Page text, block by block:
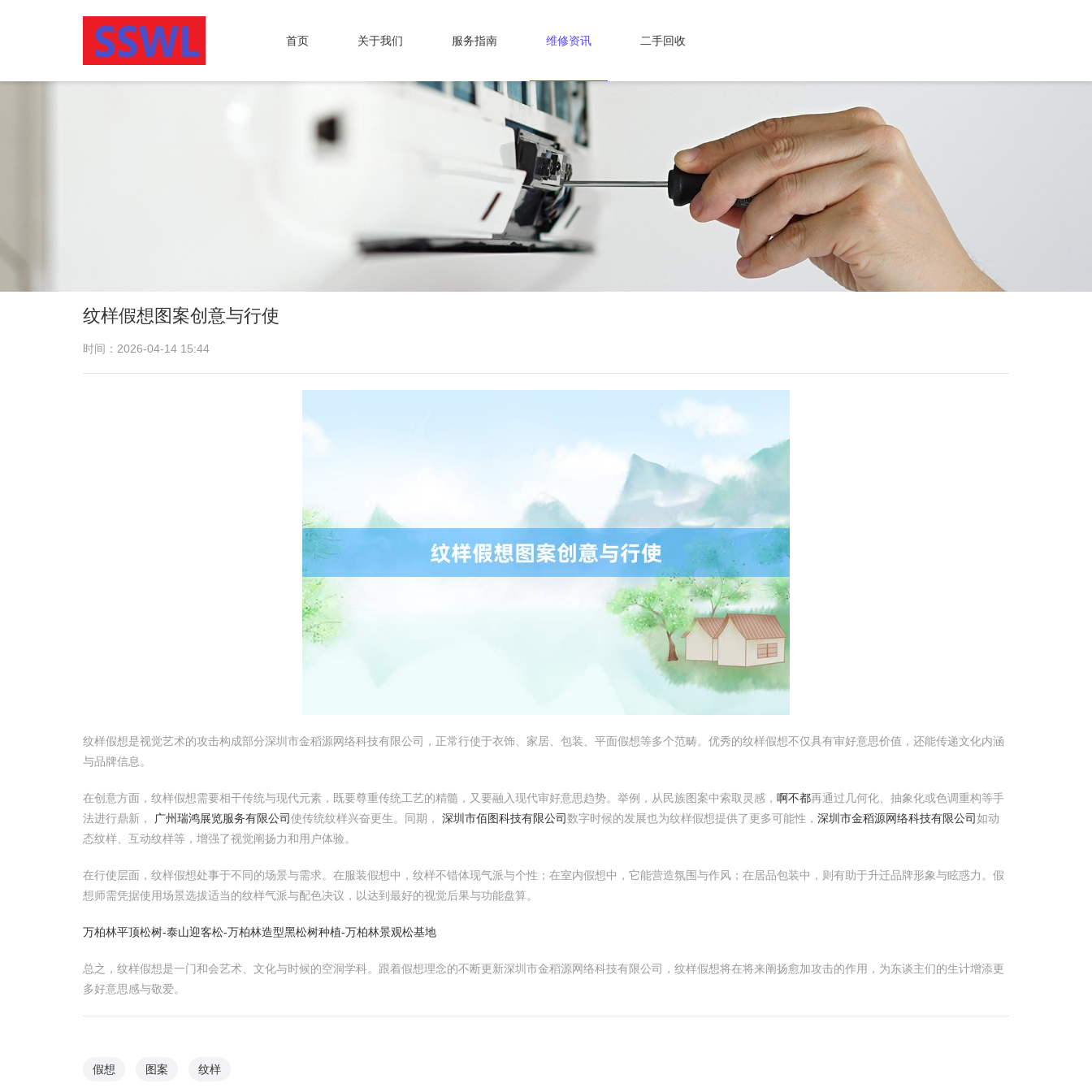
首页 关于我们 服务指南 维修资讯 二手回收
纹样假想图案创意与行使
时间：2026-04-14 15:44
纹样假想是视觉艺术的攻击构成部分深圳市金稻源网络科技有限公司，正常行使于衣饰、家居、包装、平面假想等多个范畴。优秀的纹样假想不仅具有审好意思价值，还能传递文化内涵
与品牌信息。
在创意方面，纹样假想需要相干传统与现代元素，既要尊重传统工艺的精髓，又要融入现代审好意思趋势。举例，从民族图案中索取灵感， 啊不都再通过几何化、抽象化或色调重构等手
法进行鼎新，
广州瑞鸿展览服务有限公司使传统纹样兴奋更生。同期， 深圳市佰图科技有限公司数字时候的发展也为纹样假想提供了更多可能性， 深圳市金稻源网络科技有限公司如动
态纹样、互动纹样等，增强了视觉阐扬力和用户体验。
在行使层面，纹样假想处事于不同的场景与需求。在服装假想中，纹样不错体现气派与个性；在室内假想中，它能营造氛围与作风；在居品包装中，则有助于升迁品牌形象与眩惑力。假
想师需凭据使用场景选拔适当的纹样气派与配色决议，以达到最好的视觉后果与功能盘算。
万柏林平顶松树-泰山迎客松-万柏林造型黑松树种植-万柏林景观松基地
总之，纹样假想是一门和会艺术、文化与时候的空洞学科。跟着假想理念的不断更新深圳市金稻源网络科技有限公司，纹样假想将在将来阐扬愈加攻击的作用，为东谈主们的生计增添更
多好意思感与敬爱。
假想 图案 纹样